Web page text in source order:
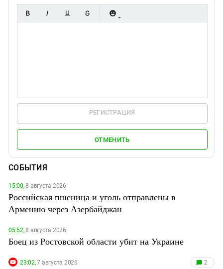
РЕГИСТРАЦИЯ
ОТМЕНИТЬ
СОБЫТИЯ
15:00,8 августа 2026
Российская пшеница и уголь отправлены в
Армению через Азербайджан
05:52,8 августа 2026
Боец из Ростовской области убит на Украине
23:02,7 августа 2026 2